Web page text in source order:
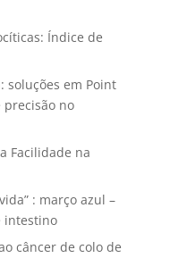
Índice de
soluções em Point
precisão no
Facilidade na
: março azul –
intestino
câncer de colo de